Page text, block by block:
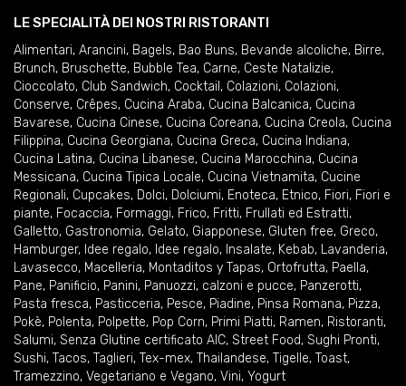
LE SPECIALITÀ DEI NOSTRI RISTORANTI
Alimentari, Arancini, Bagels, Bao Buns, Bevande alcoliche, Birre,
Brunch, Bruschette, Bubble Tea, Carne, Ceste Natalizie,
Cioccolato, Club Sandwich, Cocktail , Colazioni, Colazioni,
Conserve, Crêpes, Cucina Araba, Cucina Balcanica, Cucina
Bavarese, Cucina Cinese, Cucina Coreana, Cucina Creola, Cucina
Filippina, Cucina Georgiana, Cucina Greca, Cucina Indiana,
Cucina Latina, Cucina Libanese, Cucina Marocchina, Cucina
Messicana, Cucina Tipica Locale, Cucina Vietnamita, Cucine
Regionali, Cupcakes, Dolci, Dolciumi, Enoteca, Etnico, Fiori, Fiori e
piante, Focaccia, Formaggi, Frico, Fritti, Frullati ed Estratti,
Galletto, Gastronomia, Gelato, Giapponese, Gluten free, Greco,
Hamburger, Idee regalo, Idee regalo, Insalate, Kebab, Lavanderia,
Lavasecco, Macelleria, Montaditos y Tapas, Ortofrutta, Paella,
Pane, Panificio, Panini, Panuozzi, calzoni e pucce, Panzerotti,
Pasta fresca, Pasticceria, Pesce, Piadine, Pinsa Romana, Pizza,
Pokè, Polenta, Polpette, Pop Corn, Primi Piatti, Ramen, Ristoranti,
Salumi, Senza Glutine certificato AIC, Street Food, Sughi Pronti,
Sushi, Tacos, Taglieri, Tex-mex, Thailandese, Tigelle, Toast,
Tramezzino, Vegetariano e Vegano, Vini, Yogurt